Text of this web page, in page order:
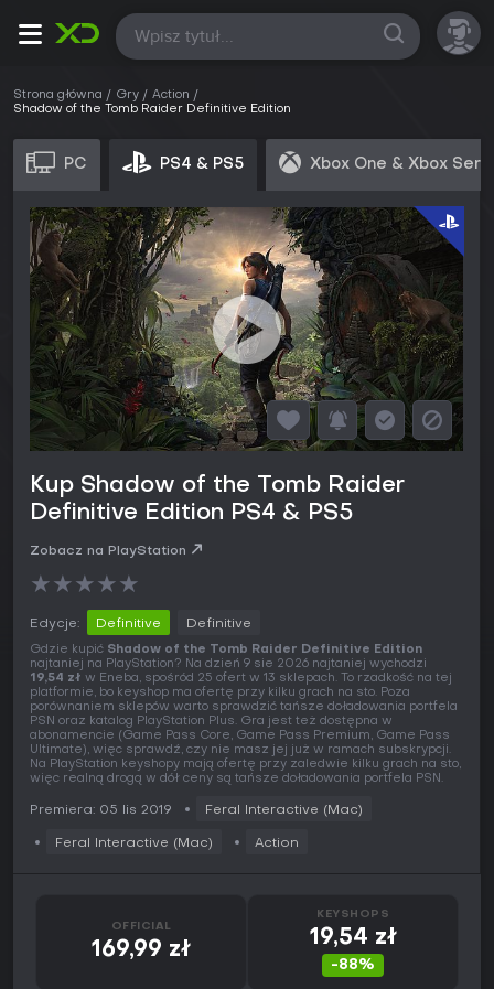
Wszystkie
Strona główna Gry
Action
Shadow of the Tomb Raider Definitive Edition
PC PS4 & PS5 Xbox One & Xbox
Kup Shadow of the Tomb Raider
Definitive Edition PS4 & PS5
Zobacz na PlayStation
★★★★★
Edycje: Definitive Definitive
Gdzie kupić Shadow of the Tomb Raider Definitive Edition
najtaniej na PlayStation? Na dzień 9 sie 2026 najtaniej wychodzi
19,54 zł w Eneba, spośród 25 ofert w 13 sklepach. To rzadkość na tej
platformie, bo keyshop ma ofertę przy kilku grach na sto. Poza
porównaniem sklepów warto sprawdzić tańsze doładowania portfela
PSN oraz katalog PlayStation Plus. Gra jest też dostępna w
abonamencie (Game Pass Core, Game Pass Premium, Game Pass
Ultimate), więc sprawdź, czy nie masz jej już w ramach subskrypcji.
Na PlayStation keyshopy mają ofertę przy zaledwie kilku grach na sto,
więc realną drogą w dół ceny są tańsze doładowania portfela PSN.
Premiera: 05 lis 2019 Feral Interactive (Mac)
Feral Interactive (Mac) Action
OFFICIAL
169,99 zł
KEYSHOPS
19,54 zł
-88%